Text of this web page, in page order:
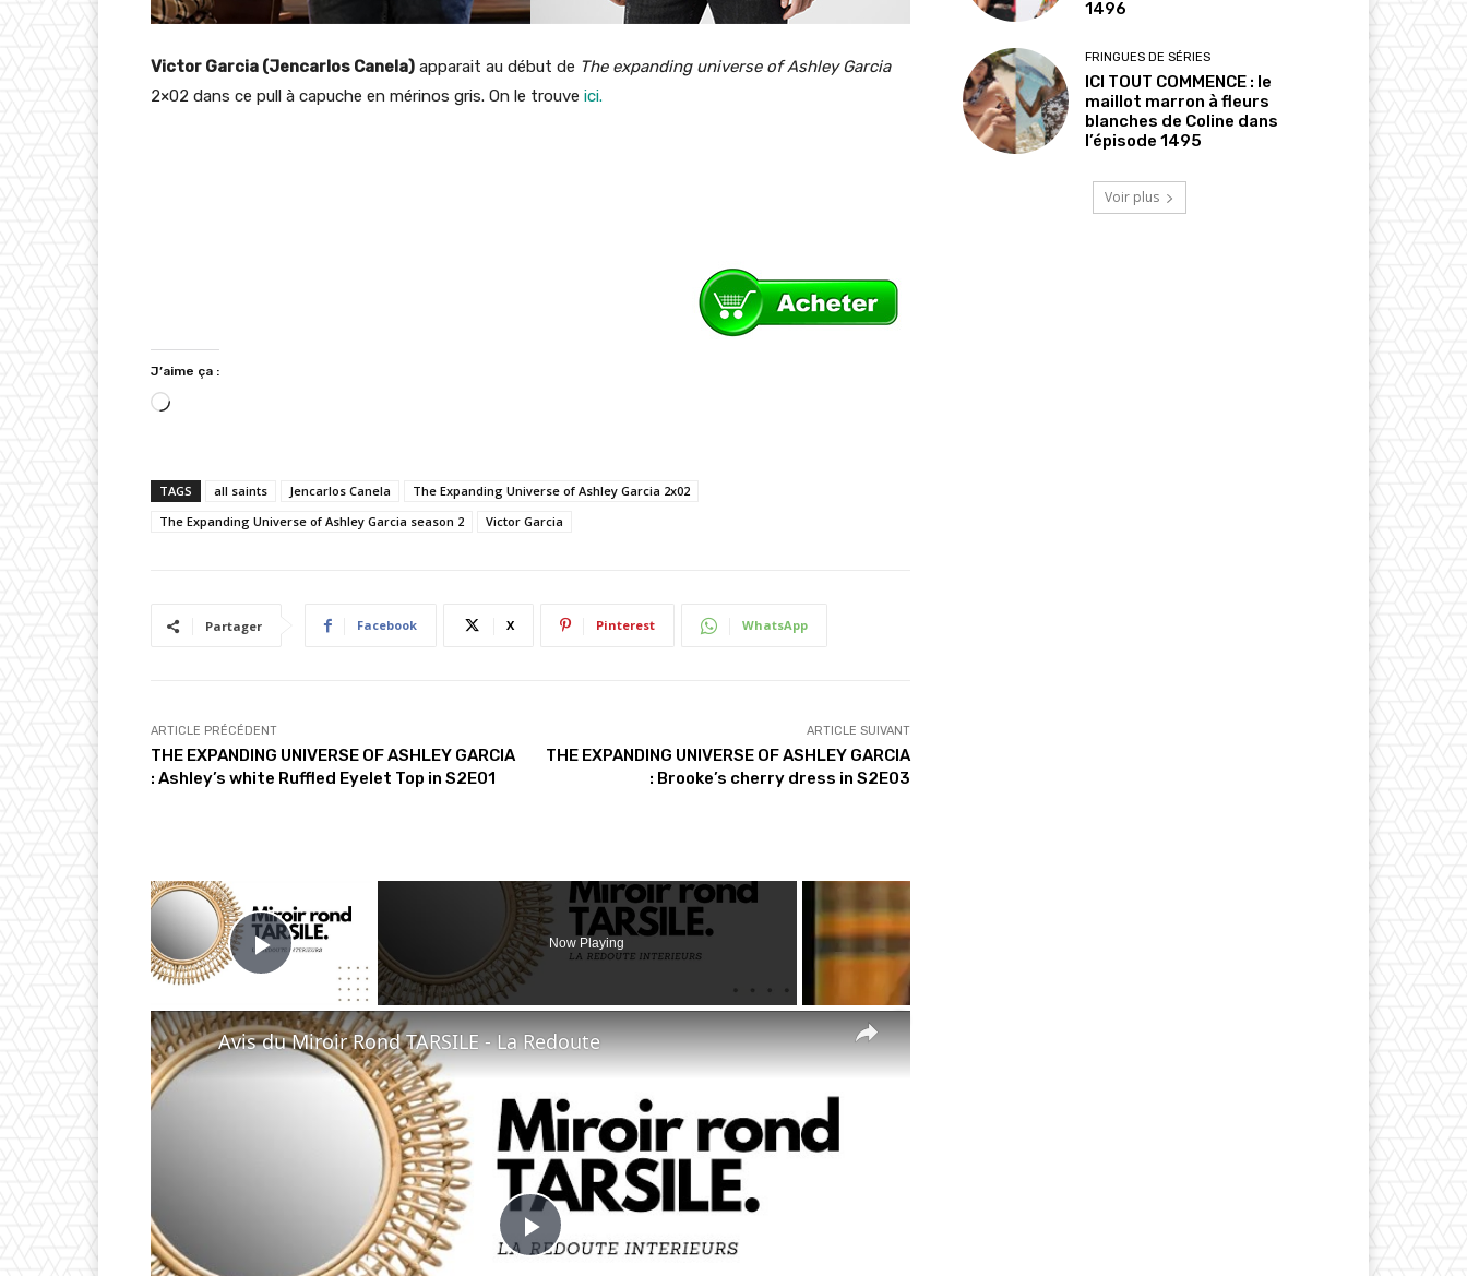
Victor Garcia (Jencarlos Canela) apparait au début de The expanding universe of Ashley Garcia
2×02 dans ce pull à capuche en mérinos gris. On le trouve ici.
J’aime ça :
C
r
g
TAGS all saints Jencarlos Canela
The Expanding Universe of Ashley Garcia 2x02
The Expanding Universe of Ashley Garcia season 2
Victor Garcia
Partager Facebook X Pinterest WhatsApp
ARTICLE PRÉCÉDENT
THE EXPANDING UNIVERSE OF ASHLEY GARCIA
: Ashley’s white Ruffled Eyelet Top in S2E01
ARTICLE SUIVANT
THE EXPANDING UNIVERSE OF ASHLEY GARCIA
: Brooke’s cherry dress in S2E03
Play Video
Now Playing
×
Play
Avis du Miroir Rond TARSILE - La Redoute
1496
FRINGUES DE SÉRIES
ICI TOUT COMMENCE : le
maillot marron à fleurs
blanches de Coline dans
l’épisode 1495
Voir plus